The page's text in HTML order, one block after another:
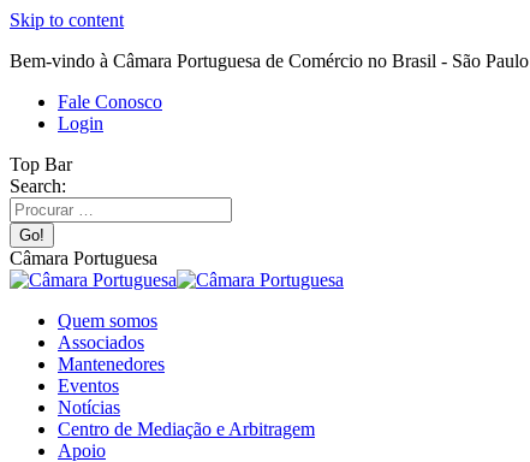
Skip to content
Bem-vindo à Câmara Portuguesa de Comércio no Brasil - São Paulo
Fale Conosco
Login
Top Bar
Search:
Câmara Portuguesa
Quem somos
Associados
Mantenedores
Eventos
Notícias
Centro de Mediação e Arbitragem
Apoio